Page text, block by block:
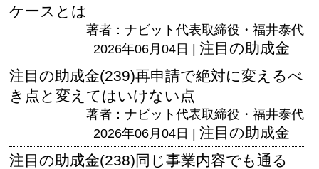
ケースとは
著者：ナビット代表取締役・福井泰代
2026年06月04日 | 注目の助成金
注目の助成金(239)再申請で絶対に変えるべ
き点と変えてはいけない点
著者：ナビット代表取締役・福井泰代
2026年06月04日 | 注目の助成金
注目の助成金(238)同じ事業内容でも通る